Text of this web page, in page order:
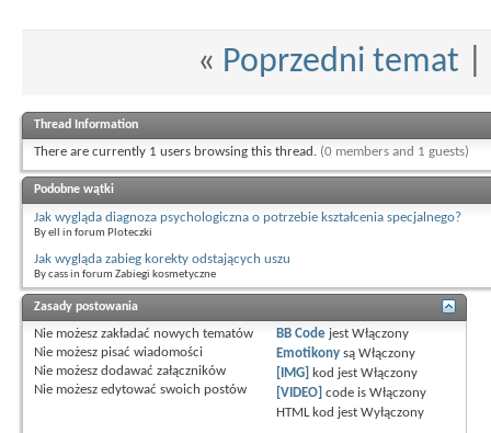
« Poprzedni temat
Thread Information
There are currently 1 users browsing this thread. (0 members and 1 guests)
Podobne wątki
Jak wygląda diagnoza psychologiczna o potrzebie kształcenia specjalnego?
By ell in forum Ploteczki
Jak wygląda zabieg korekty odstających uszu
By cass in forum Zabiegi kosmetyczne
Zasady postowania
Nie możesz zakładać nowych tematów
Nie możesz pisać wiadomości
Nie możesz dodawać załączników
Nie możesz edytować swoich postów
BB Code jestWłączony
Emotikony sąWłączony
[IMG]
kod jestWłączony
[VIDEO] code isWłączony
HTML kod jestWyłączony